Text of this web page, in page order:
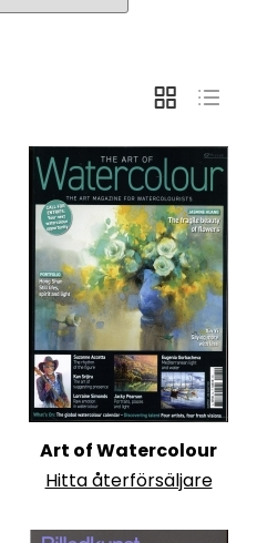
Art of Watercolour
Hitta återförsäljare